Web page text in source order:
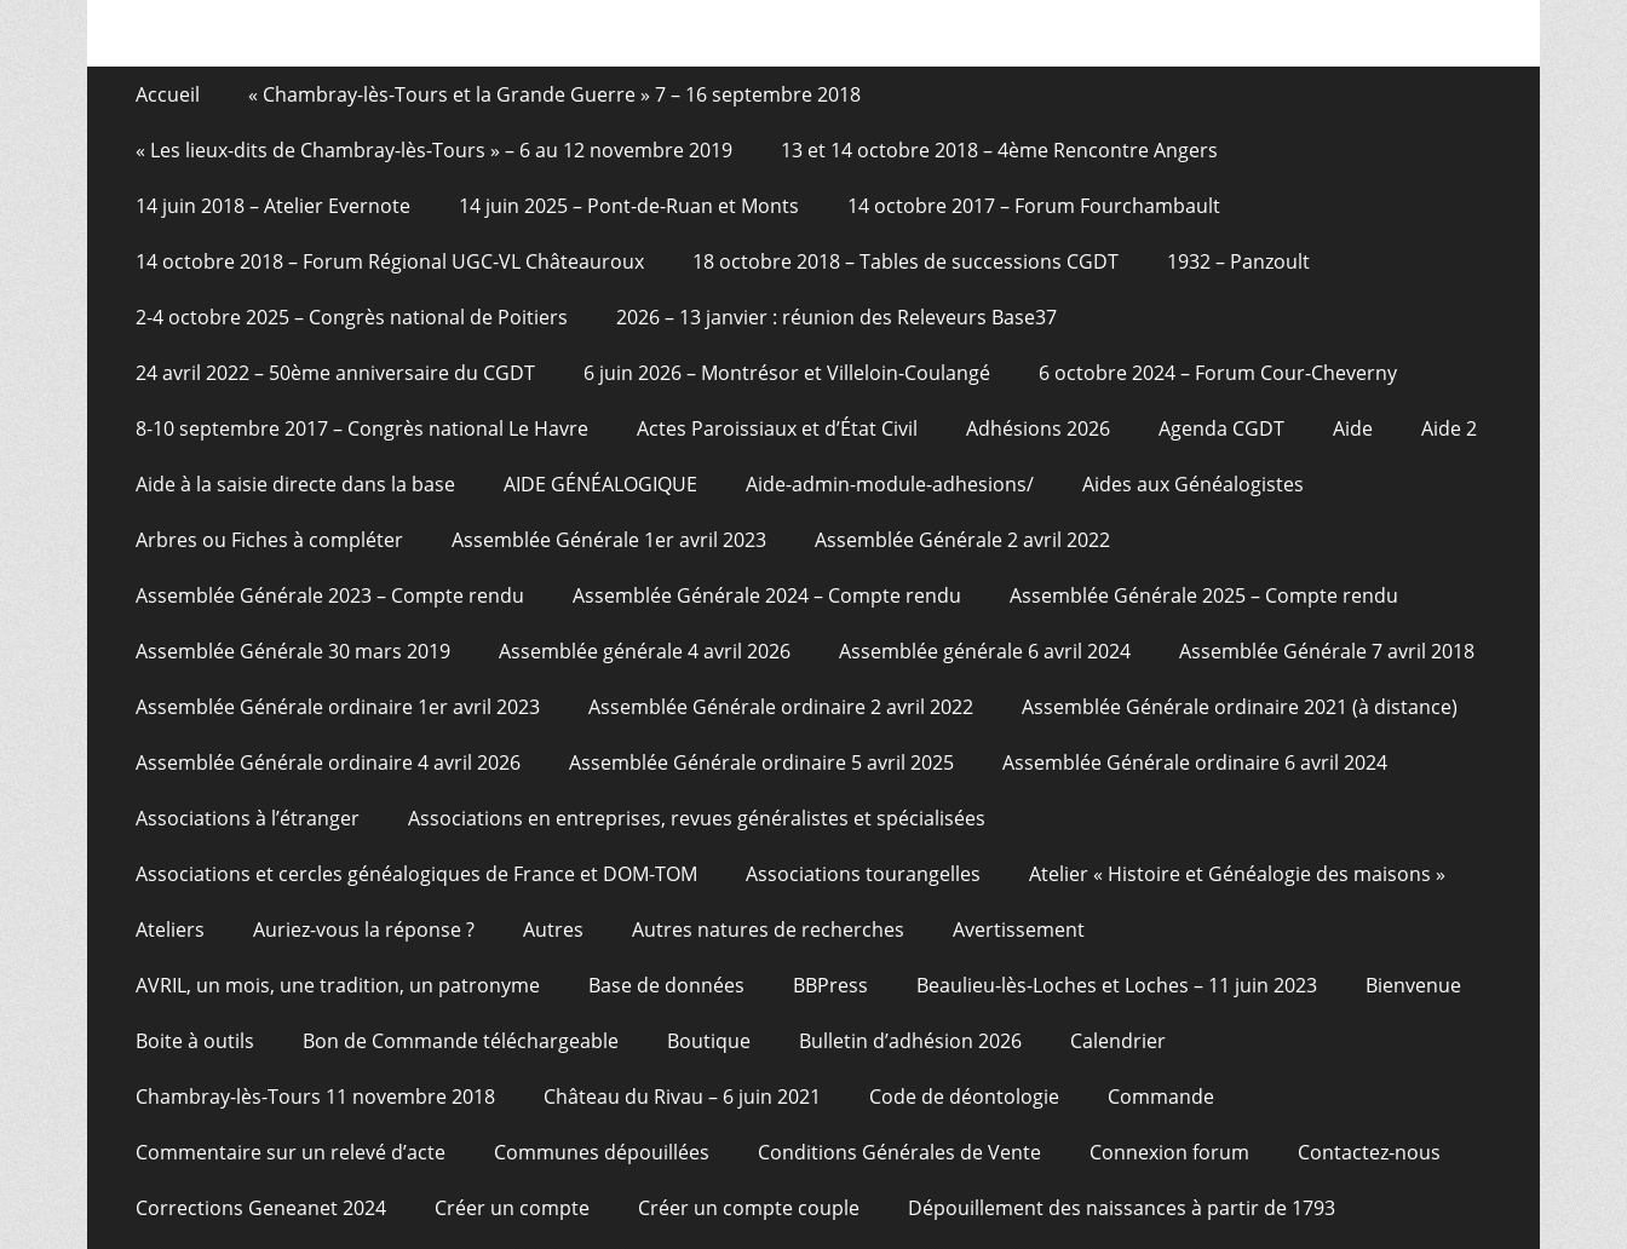
Menu
de
page
contenu
Accueil « Chambray-lès-Tours et la Grande Guerre » 7 – 16 septembre 2018
« Les lieux-dits de Chambray-lès-Tours » – 6 au 12 novembre 2019 13 et 14 octobre 2018 – 4ème Rencontre Angers
14 juin 2018 – Atelier Evernote 14 juin 2025 – Pont-de-Ruan et Monts 14 octobre 2017 – Forum Fourchambault
14 octobre 2018 – Forum Régional UGC-VL Châteauroux 18 octobre 2018 – Tables de successions CGDT 1932 – Panzoult
2-4 octobre 2025 – Congrès national de Poitiers 2026 – 13 janvier : réunion des Releveurs Base37
24 avril 2022 – 50ème anniversaire du CGDT 6 juin 2026 – Montrésor et Villeloin-Coulangé 6 octobre 2024 – Forum Cour-Cheverny
8-10 septembre 2017 – Congrès national Le Havre Actes Paroissiaux et d’État Civil Adhésions 2026 Agenda CGDT Aide Aide 2
Aide à la saisie directe dans la base AIDE GÉNÉALOGIQUE Aide-admin-module-adhesions/ Aides aux Généalogistes
Arbres ou Fiches à compléter Assemblée Générale 1er avril 2023 Assemblée Générale 2 avril 2022
Assemblée Générale 2023 – Compte rendu Assemblée Générale 2024 – Compte rendu Assemblée Générale 2025 – Compte rendu
Assemblée Générale 30 mars 2019 Assemblée générale 4 avril 2026 Assemblée générale 6 avril 2024 Assemblée Générale 7 avril 2018
Assemblée Générale ordinaire 1er avril 2023 Assemblée Générale ordinaire 2 avril 2022 Assemblée Générale ordinaire 2021 (à distance)
Assemblée Générale ordinaire 4 avril 2026 Assemblée Générale ordinaire 5 avril 2025 Assemblée Générale ordinaire 6 avril 2024
Associations à l’étranger Associations en entreprises, revues généralistes et spécialisées
Associations et cercles généalogiques de France et DOM-TOM Associations tourangelles Atelier « Histoire et Généalogie des maisons »
Ateliers Auriez-vous la réponse ? Autres Autres natures de recherches Avertissement
AVRIL, un mois, une tradition, un patronyme Base de données BBPress Beaulieu-lès-Loches et Loches – 11 juin 2023 Bienvenue
Boite à outils Bon de Commande téléchargeable Boutique Bulletin d’adhésion 2026 Calendrier
Chambray-lès-Tours 11 novembre 2018 Château du Rivau – 6 juin 2021 Code de déontologie Commande
Commentaire sur un relevé d’acte Communes dépouillées Conditions Générales de Vente Connexion forum Contactez-nous
Corrections Geneanet 2024 Créer un compte Créer un compte couple Dépouillement des naissances à partir de 1793